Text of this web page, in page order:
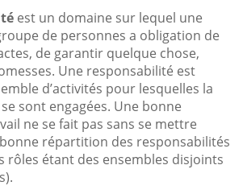
est un domaine sur lequel une
de personnes a obligation de
de garantir quelque chose,
Une responsabilité est
d’activités pour lesquelles la
sont engagées. Une bonne
ne se fait pas sans se mettre
répartition des responsabilités
rôles étant des ensembles disjoints